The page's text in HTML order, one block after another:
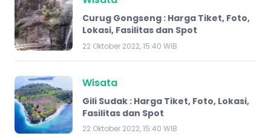
Curug Gongseng : Harga Tiket, Foto,
Lokasi, Fasilitas dan Spot
22 Oktober 2022, 15:40 WIB
Wisata
Gili Sudak : Harga Tiket, Foto, Lokasi,
Fasilitas dan Spot
22 Oktober 2022, 15:40 WIB